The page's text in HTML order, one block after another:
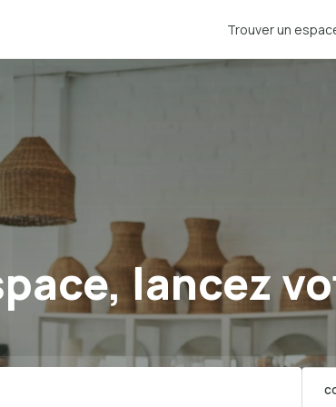
Trouver un
lancez